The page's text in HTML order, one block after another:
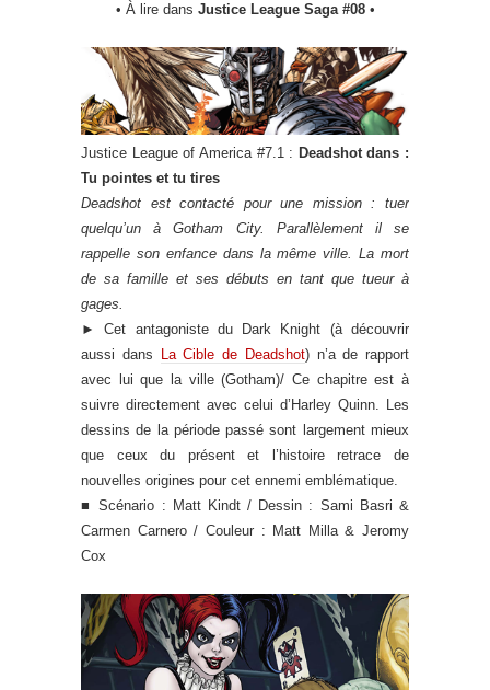
• À lire dans Justice League Saga #08•
Justice League of America #7.1 : Deadshot dans :
Tu pointes et tu tires
Deadshot est contacté pour une mission : tuer
quelqu’un à Gotham City. Parallèlement il se
rappelle son enfance dans la même ville. La mort
de sa famille et ses débuts en tant que tueur à
gages.
►
Cet antagoniste du Dark Knight (à découvrir
aussi dans
La Cible de Deadshot) n’a de rapport
avec lui que la ville (Gotham)/ Ce chapitre est à
suivre directement avec celui d’Harley Quinn. Les
dessins de la période passé sont largement mieux
que ceux du présent et l’histoire retrace de
nouvelles origines pour cet ennemi emblématique.
■ Scénario : Matt Kindt / Dessin : Sami Basri &
Carmen Carnero / Couleur : Matt Milla & Jeromy
Cox